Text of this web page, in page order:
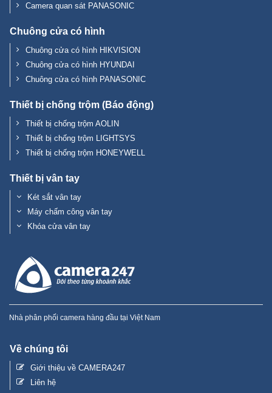
Camera quan sát PANASONIC
Chuông cửa có hình
Chuông cửa có hình HIKVISION
Chuông cửa có hình HYUNDAI
Chuông cửa có hình PANASONIC
Thiết bị chống trộm (Báo động)
Thiết bị chống trộm AOLIN
Thiết bị chống trộm LIGHTSYS
Thiết bị chống trộm HONEYWELL
Thiết bị vân tay
Két sắt vân tay
Máy chấm công vân tay
Khóa cửa vân tay
Nhà phân phối camera hàng đầu tại Việt Nam
Về chúng tôi
Giới thiệu về CAMERA247
Liên hệ